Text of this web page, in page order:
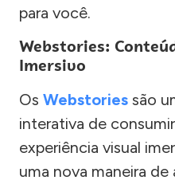
para você.
Webstories:
Imersivo
Os Webstories são
interativa de
experiência visual
uma nova maneira